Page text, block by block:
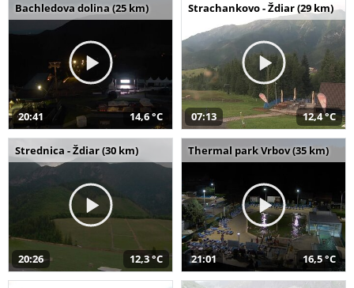
Bachledova dolina (25 km)
20:41 14,6 °C
Strachankovo - Ždiar (29 km)
07:13 12,4 °C
Strednica - Ždiar (30 km)
20:26 12,3 °C
Thermal park Vrbov (35 km)
21:01 16,5 °C